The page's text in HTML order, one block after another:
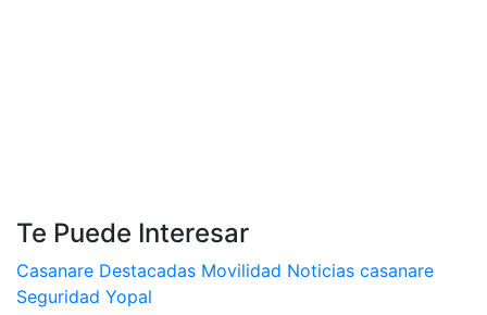
Te Puede Interesar
Casanare Destacadas Movilidad Noticias casanare
Seguridad Yopal